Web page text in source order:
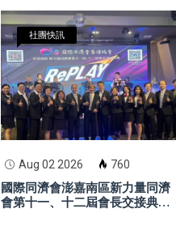
社團快訊
Aug 02 2026 760
國際同濟會澎嘉南區新力量同濟
會第十一、十二屆會長交接典禮